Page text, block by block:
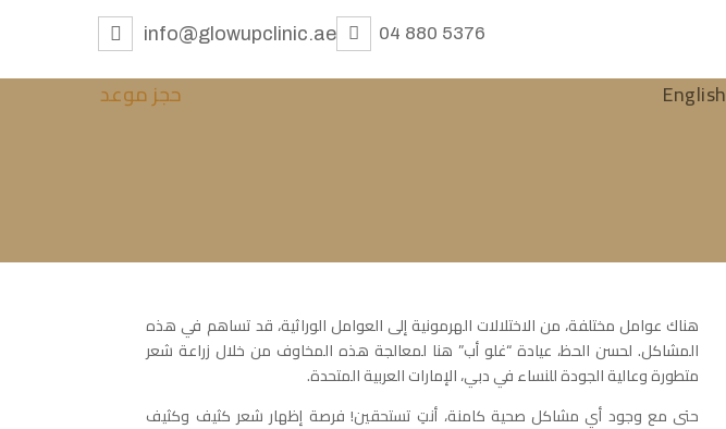
04 880 5376
info@glowupclinic.ae
English حجز موعد
هناك عوامل مختلفة، من الاختلالات الهرمونية إلى العوامل الوراثية، قد تساهم في هذه
المشاكل. لحسن الحظ، عيادة “غلو أب” هنا لمعالجة هذه المخاوف من خلال زراعة شعر
متطورة وعالية الجودة للنساء في دبي، الإمارات العربية المتحدة.
حتى مع وجود أي مشاكل صحية كامنة، أنتِ تستحقين! فرصة إظهار شعر كثيف وكثيف